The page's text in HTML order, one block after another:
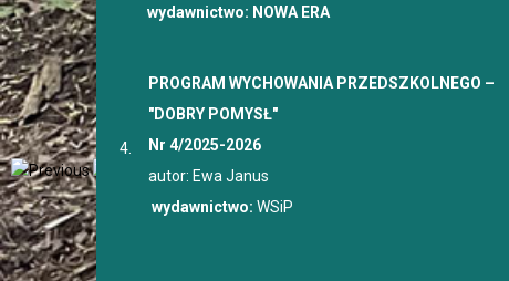
wydawnictwo: NOWA ERA
4.
PROGRAM WYCHOWANIA PRZEDSZKOLNEGO –
"DOBRY POMYSŁ"
Nr 4/2025-2026
autor: Ewa Janus
wydawnictwo: WSiP